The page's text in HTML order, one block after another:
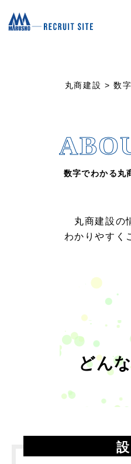
丸商建設 > 数
数字でわかる丸
丸商建設の
わかりやすく
どん